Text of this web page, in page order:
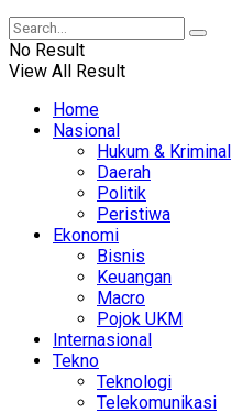
No Result
View All Result
Home
Nasional
Hukum & Kriminal
Daerah
Politik
Peristiwa
Ekonomi
Bisnis
Keuangan
Macro
Pojok UKM
Internasional
Tekno
Teknologi
Telekomunikasi